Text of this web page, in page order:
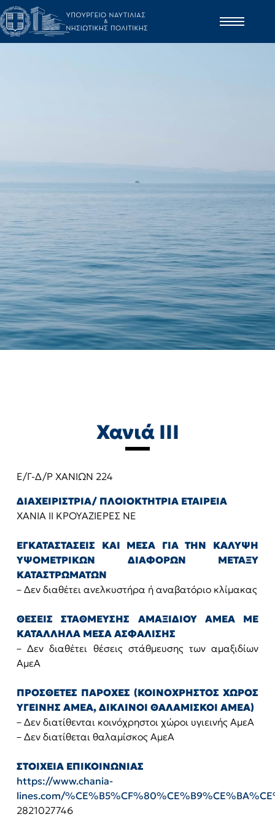
Χανιά ΙΙΙ
Ε/Γ-Δ/Ρ ΧΑΝΙΩΝ 224
ΔΙΑΧΕΙΡΙΣΤΡΙΑ/ ΠΛΟΙΟΚΤΗΤΡΙΑ ΕΤΑΙΡΕΙΑ
ΧΑΝΙΑ ΙΙ ΚΡΟΥΑΖΙΕΡΕΣ ΝΕ
ΕΓΚΑΤΑΣΤΑΣΕΙΣ ΚΑΙ ΜΕΣΑ ΓΙΑ ΤΗΝ ΚΑΛΥΨΗ
ΥΨΟΜΕΤΡΙΚΩΝ ΔΙΑΦΟΡΩΝ ΜΕΤΑΞΥ
ΚΑΤΑΣΤΡΩΜΑΤΩΝ
– Δεν διαθέτει ανελκυστήρα ή αναβατόριο κλίμακας
ΘΕΣΕΙΣ ΣΤΑΘΜΕΥΣΗΣ ΑΜΑΞΙΔΙΟΥ ΑΜΕΑ ΜΕ
ΚΑΤΑΛΛΗΛΑ ΜΕΣΑ ΑΣΦΑΛΙΣΗΣ
– Δεν διαθέτει θέσεις στάθμευσης των αμαξιδίων
ΑμεΑ
ΠΡΟΣΘΕΤΕΣ ΠΑΡΟΧΕΣ (ΚΟΙΝΟΧΡΗΣΤΟΣ ΧΩΡΟΣ
ΥΓΕΙΝΗΣ ΑΜΕΑ, ΔΙΚΛΙΝΟΙ ΘΑΛΑΜΙΣΚΟΙ ΑΜΕΑ)
– Δεν διατίθενται κοινόχρηστοι χώροι υγιεινής ΑμεΑ
– Δεν διατίθεται θαλαμίσκος ΑμεΑ
ΣΤΟΙΧΕΙΑ ΕΠΙΚΟΙΝΩΝΙΑΣ
https://www.chania-
lines.com/
2821027746